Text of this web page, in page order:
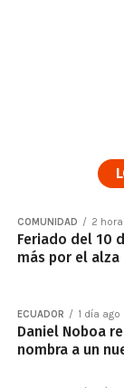
COMUNIDAD 2
Feriado del 10
más por el alza
ECUADOR 1 día ago
Daniel Noboa
nombra a un